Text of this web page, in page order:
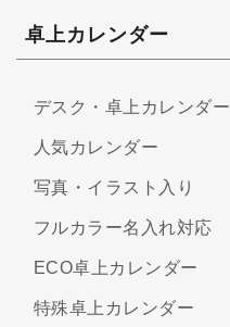
卓上カレンダー
デスク・卓上カレンダー
人気カレンダー
写真・イラスト入り
フルカラー名入れ対応
ECO卓上カレンダー
特殊卓上カレンダー